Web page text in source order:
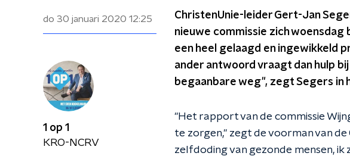
do 30 januari 2020 12:25
ChristenUnie-leider Gert-Jan
nieuwe commissie zich
een heel gelaagd en ingewikkeld
ander antwoord vraagt dan hulp
begaanbare weg", zegt Segers in
"Het rapport van de commissie
te zorgen," zegt de voorman van
zelfdoding van gezonde mensen,
1 op 1
KRO-NCRV